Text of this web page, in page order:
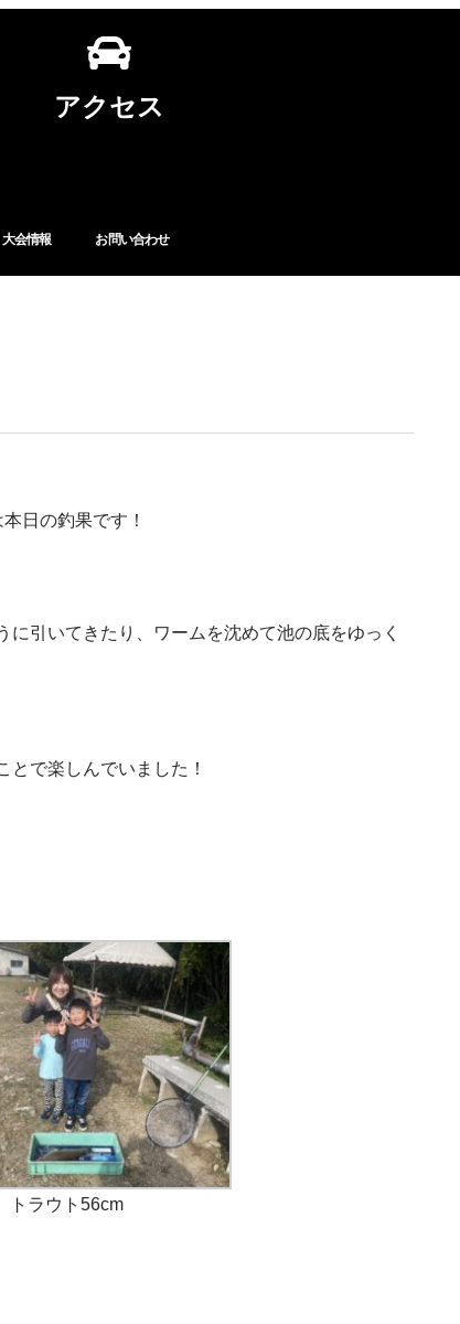
アクセス
大会情報 お問い合わせ
日の釣果です！
引いてきたり、ワームを沈めて池の底をゆっく
で楽しんでいました！
トラウト56cm